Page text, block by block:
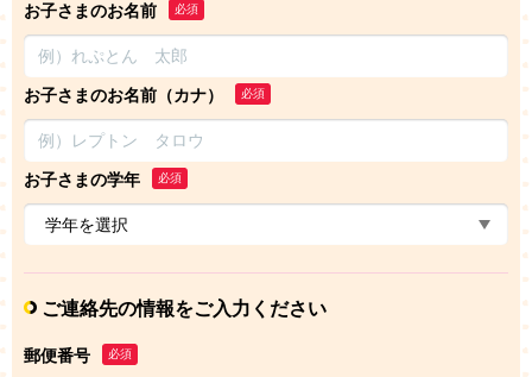
お子さまのお名前 必須
お子さまのお名前（カナ） 必須
お子さまの学年 必須
ご連絡先の情報をご入力ください
郵便番号 必須